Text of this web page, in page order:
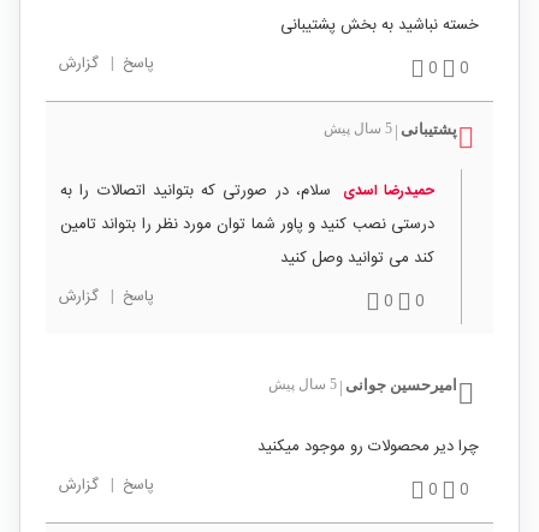
خسته نباشید به بخش پشتیبانی
0
0 پاسخ | گزارش
پشتیبانی | 5 سال پیش
حمیدرضا اسدی سلام، در صورتی که بتوانید اتصالات را به
درستی نصب کنید و پاور شما توان مورد نظر را بتواند تامین
کند می توانید وصل کنید
0
0 پاسخ | گزارش
امیرحسین جوانی | 5 سال پیش
چرا دیر محصولات رو موجود میکنید
0
0 پاسخ | گزارش